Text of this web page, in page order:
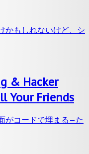
かもしれないけど、シ
& Hacker
Your Friends
がコードで埋まる—た